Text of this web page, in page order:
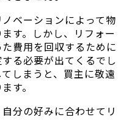
ベーションによって物
す。しかし、リフォー
費用を回収するために
る必要が出てくるでし
しまうと、買主に敬遠
す。
分の好みに合わせてリ